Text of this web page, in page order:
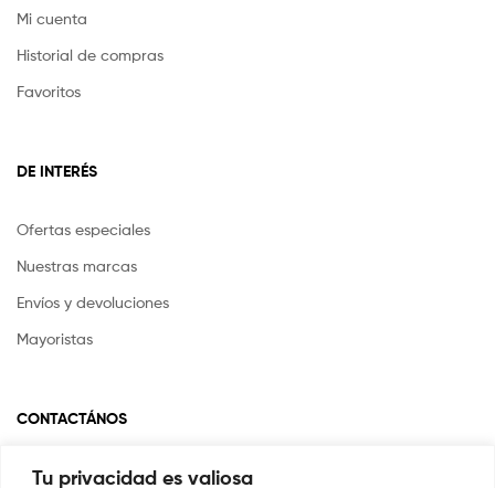
Tu privacidad es valiosa
Mi cuenta
Historial de compras
Favoritos
DE INTERÉS
Ofertas especiales
Nuestras marcas
Envíos y devoluciones
Mayoristas
CONTACTÁNOS
Si tienes alguna pregunta o inquietud escríbenos a